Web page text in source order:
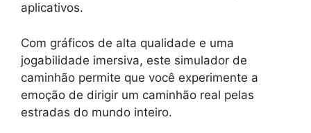
aplicativos.
Com gráficos de alta qualidade e uma
jogabilidade imersiva, este simulador de
caminhão permite que você experimente a
emoção de dirigir um caminhão real pelas
estradas do mundo inteiro.